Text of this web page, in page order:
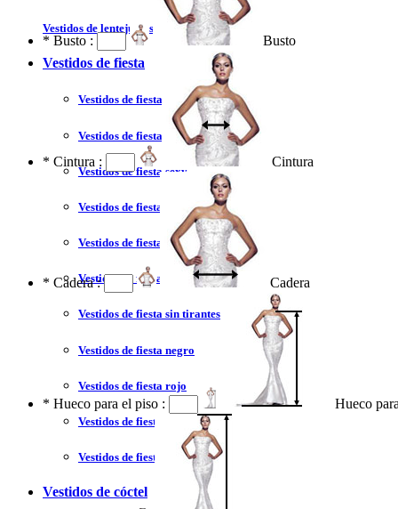
Vestidos de lentejuelas
Vestidos de fiesta
Vestidos de fiesta liquidación y venta
Vestidos de fiesta 2023
Vestidos de fiesta sexy
Vestidos de fiesta largo
Vestidos de fiesta corto
Vestidos de fiesta corte princesa
Vestidos de fiesta sin tirantes
Vestidos de fiesta negro
Vestidos de fiesta rojo
Vestidos de fiesta amarillo
Vestidos de fiesta azul
Vestidos de cóctel
* Busto : Busto
* Cintura : Cintura
* Cadera : Cadera
* Hueco para el piso : Hueco